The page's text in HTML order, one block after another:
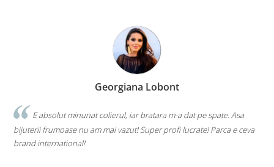
Georgiana Lobont
E absolut minunat colierul, iar bratara m-a dat pe spate. Asa
bijuterii frumoase nu am mai vazut! Super profi lucrate! Parca e ceva
brand international!